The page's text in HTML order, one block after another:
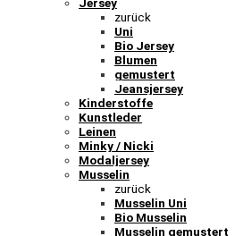
zurück
Uni
Bio Jersey
Blumen
gemustert
Jeansjersey
Kinderstoffe
Kunstleder
Leinen
Minky / Nicki
Modaljersey
Musselin
zurück
Musselin Uni
Bio Musselin
Musselin gemustert